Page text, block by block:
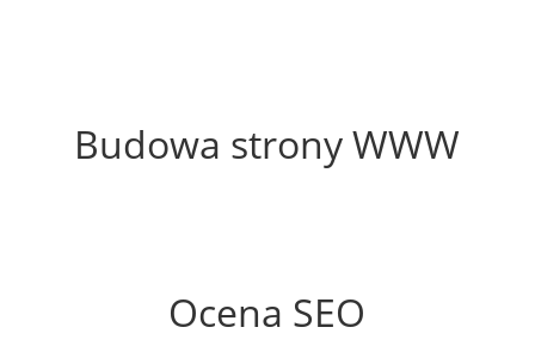
Budowa strony WWW
Ocena SEO